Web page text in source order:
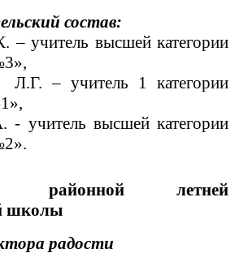
состав:
– учитель высшей категории
Л.Г. – учитель 1 категории
- учитель высшей категории
районной летней
школы
радости